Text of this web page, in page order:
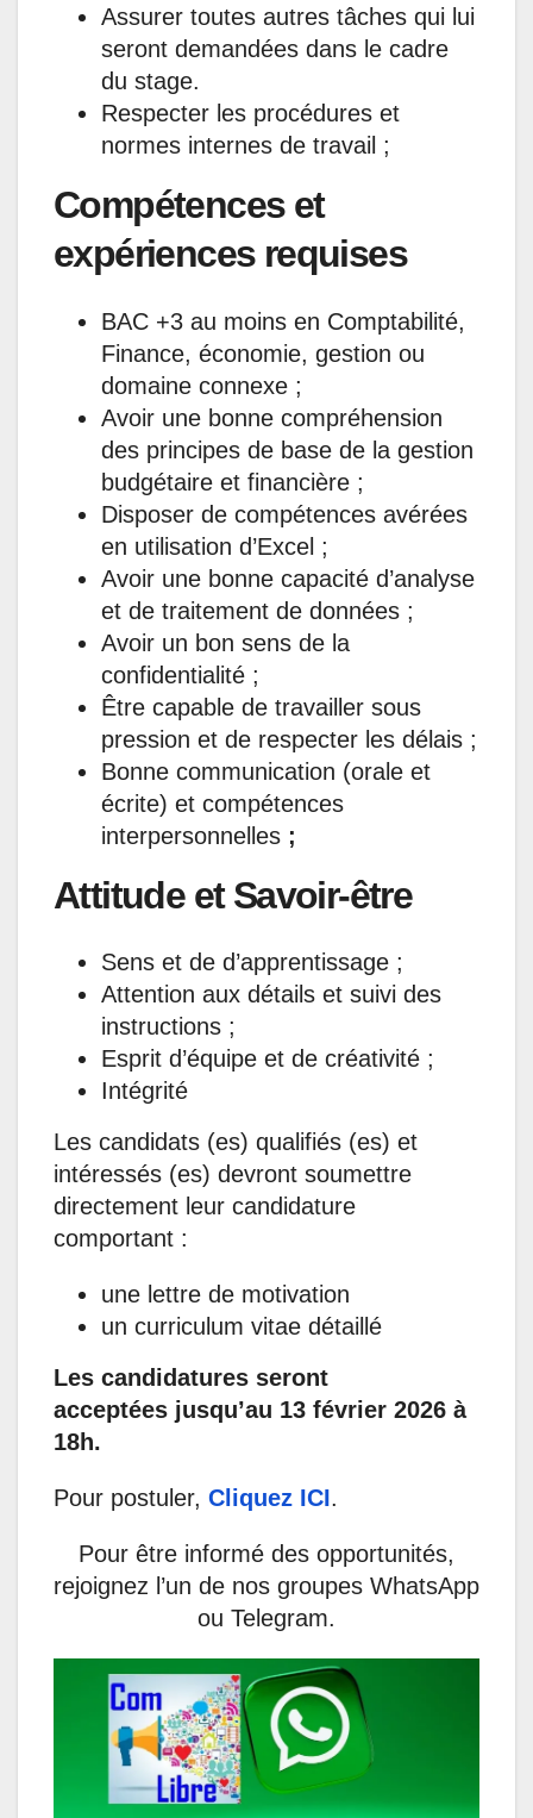
Assurer toutes autres tâches qui lui
seront demandées dans le cadre
du stage.
Respecter les procédures et
normes internes de travail ;
Compétences et
expériences requises
BAC +3 au moins en Comptabilité,
Finance, économie, gestion ou
domaine connexe ;
Avoir une bonne compréhension
des principes de base de la gestion
budgétaire et financière ;
Disposer de compétences avérées
en utilisation d’Excel ;
Avoir une bonne capacité d’analyse
et de traitement de données ;
Avoir un bon sens de la
confidentialité ;
Être capable de travailler sous
pression et de respecter les délais ;
Bonne communication (orale et
écrite) et compétences
interpersonnelles ;
Attitude et Savoir-être
Sens et de d’apprentissage ;
Attention aux détails et suivi des
instructions ;
Esprit d’équipe et de créativité ;
Intégrité
Les candidats (es) qualifiés (es) et
intéressés (es) devront soumettre
directement leur candidature
comportant :
une lettre de motivation
un curriculum vitae détaillé
Les candidatures seront
acceptées jusqu’au 13 février 2026 à
18h.
Pour postuler, Cliquez ICI.
Pour être informé des opportunités,
rejoignez l’un de nos groupes WhatsApp
ou Telegram.